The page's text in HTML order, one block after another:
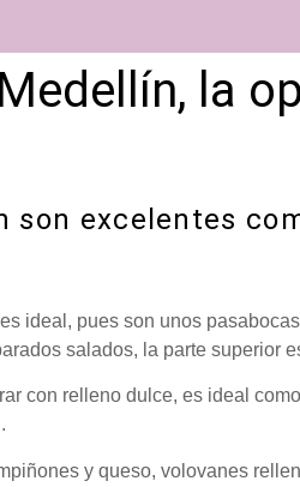
la
son excelentes
es ideal, pues son unos
salados, la parte superior
con relleno dulce, es ideal
y queso, volovanes